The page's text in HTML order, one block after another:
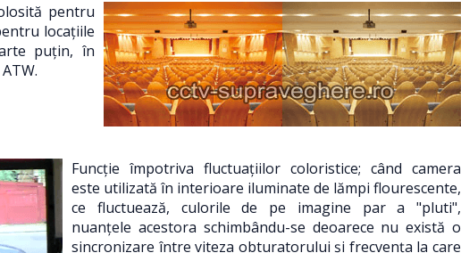
pentru
locaţiile
puţin, în
Funcţie împotriva fluctuaţiilor coloristice; când camera
este utilizată în interioare iluminate de lămpi flourescente,
ce fluctuează, culorile de pe imagine par a "pluti",
nuanţele acestora schimbându-se deoarece nu există o
sincronizare între viteza obturatorului şi frecvenţa la care